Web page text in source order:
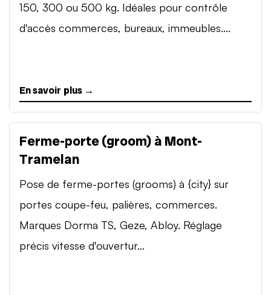
150, 300 ou 500 kg. Idéales pour contrôle
d'accès commerces, bureaux, immeubles....
En savoir plus →
Ferme-porte (groom) à Mont-
Tramelan
Pose de ferme-portes (grooms) à {city} sur
portes coupe-feu, palières, commerces.
Marques Dorma TS, Geze, Abloy. Réglage
précis vitesse d'ouvertur...